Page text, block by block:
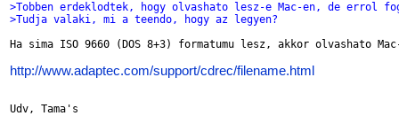
>Tobben erdeklodtek, hogy olvashato lesz-e Mac-en, de errol
>Tudja valaki, mi a teendo, hogy az legyen?
Ha sima ISO 9660 (DOS 8+3) formatumu lesz, akkor olvashato
http://www.adaptec.com/support/cdrec/filename.html
Udv, Tama's